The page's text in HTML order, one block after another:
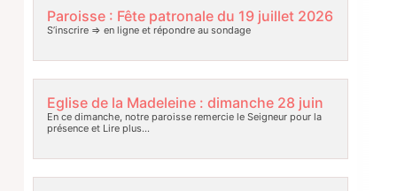
Paroisse : Fête patronale du 19 juillet 2026
S’inscrire => en ligne et répondre au sondage
Eglise de la Madeleine : dimanche 28 juin
En ce dimanche, notre paroisse remercie le Seigneur pour la
présence etLire plus…